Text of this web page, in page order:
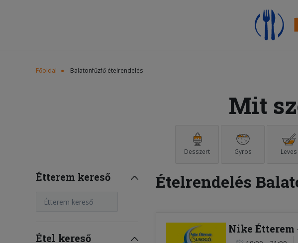
Főoldal Balatonfűzfő ételrendelés
Mit
Desszert Gyros Leves
Étterem kereső
Étterem kereső
Étel kereső
Ételrendelés
Nike Étterem